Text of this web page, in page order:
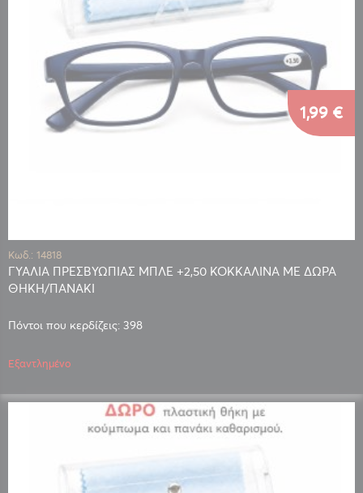
Κωδ.: 14818
ΓΥΑΛΙΑ ΠΡΕΣΒΥΩΠΙΑΣ ΜΠΛΕ +2,50 ΚΟΚΚΑΛΙΝΑ ΜΕ ΔΩΡΑ
ΘΗΚΗ/ΠΑΝΑΚΙ
Πόντοι που κερδίζεις: 398
1,99 €
Εξαντλημένο